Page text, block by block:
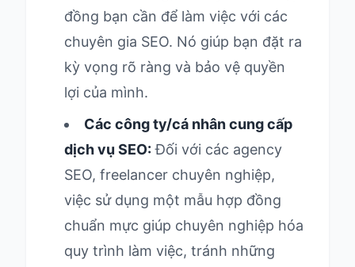
đồng bạn cần để làm việc với các
chuyên gia SEO. Nó giúp bạn đặt ra
kỳ vọng rõ ràng và bảo vệ quyền
lợi của mình.
Các công ty/cá nhân cung cấp
dịch vụ SEO: Đối với các agency
SEO, freelancer chuyên nghiệp,
việc sử dụng một mẫu hợp đồng
chuẩn mực giúp chuyên nghiệp hóa
quy trình làm việc, tránh những